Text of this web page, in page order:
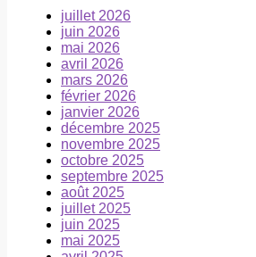
juillet 2026
juin 2026
mai 2026
avril 2026
mars 2026
février 2026
janvier 2026
décembre 2025
novembre 2025
octobre 2025
septembre 2025
août 2025
juillet 2025
juin 2025
mai 2025